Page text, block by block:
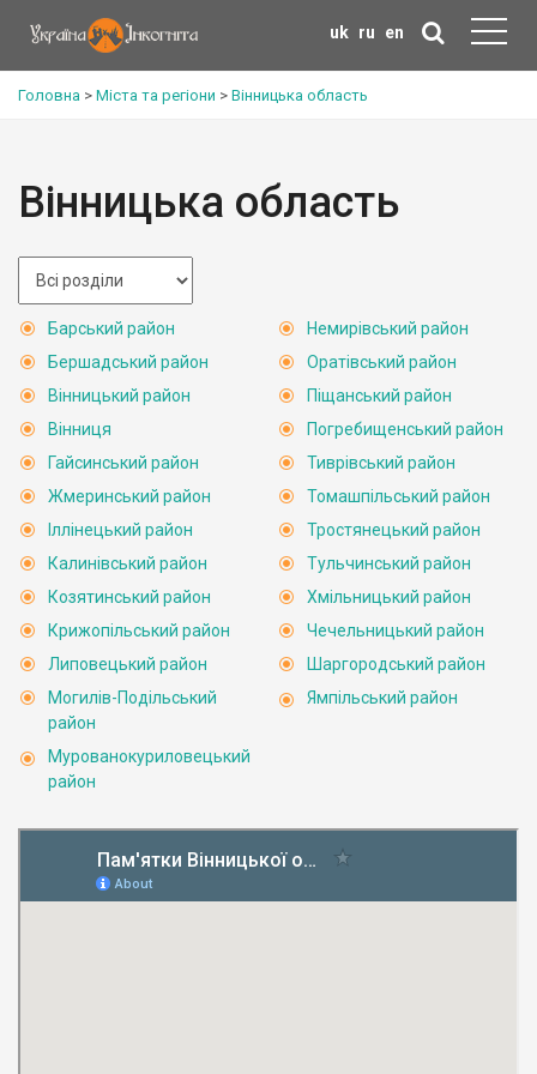
uk ru en
Головна > Міста та регіони > Вінницька область
Вінницька область
Барський район
Бершадський район
Вінницький район
Вінниця
Гайсинський район
Жмеринський район
Іллінецький район
Калинівський район
Козятинський район
Крижопільський район
Липовецький район
Могилів-Подільський
район
Мурованокуриловецький
район
Немирівський район
Оратівський район
Піщанський район
Погребищенський район
Тиврівський район
Томашпільський район
Тростянецький район
Тульчинський район
Хмільницький район
Чечельницький район
Шаргородський район
Ямпільський район